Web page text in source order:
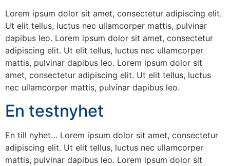
Lorem ipsum dolor sit amet, consectetur adipiscing elit.
Ut elit tellus, luctus nec ullamcorper mattis, pulvinar
dapibus leo. Lorem ipsum dolor sit amet, consectetur
adipiscing elit. Ut elit tellus, luctus nec ullamcorper
mattis, pulvinar dapibus leo. Lorem ipsum dolor sit
amet, consectetur adipiscing elit. Ut elit tellus, luctus
nec ullamcorper mattis, pulvinar dapibus leo.
En testnyhet
En till nyhet… Lorem ipsum dolor sit amet, consectetur
adipiscing elit. Ut elit tellus, luctus nec ullamcorper
mattis, pulvinar dapibus leo. Lorem ipsum dolor sit